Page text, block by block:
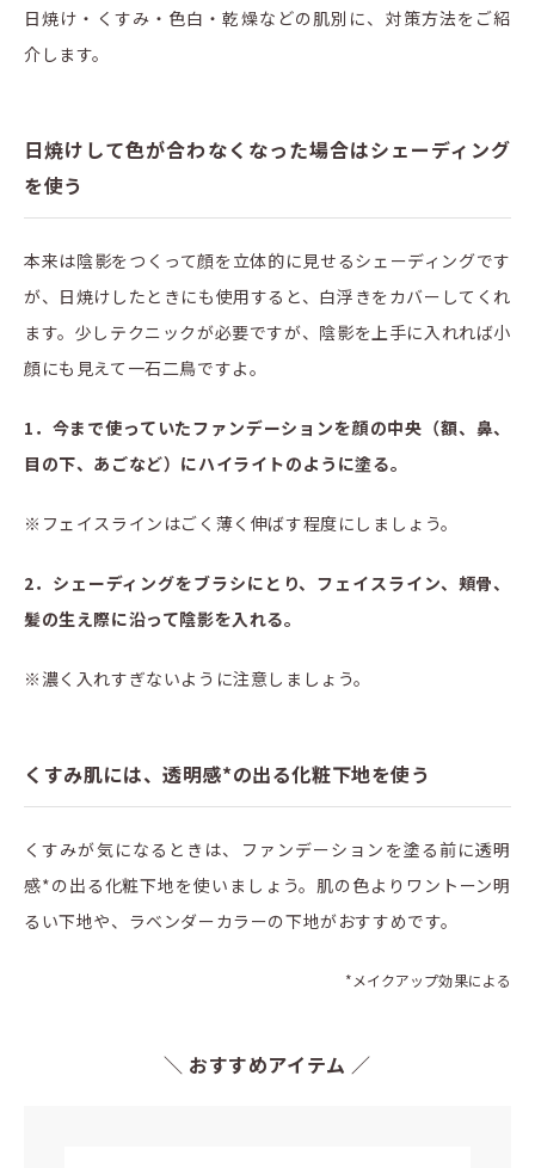
日焼け・くすみ・色白・乾燥などの肌別に、対策方法をご紹
介します。
日焼けして色が合わなくなった場合はシェーディング
を使う
本来は陰影をつくって顔を立体的に見せるシェーディングです
が、日焼けしたときにも使用すると、白浮きをカバーしてくれ
ます。少しテクニックが必要ですが、陰影を上手に入れれば小
顔にも見えて一石二鳥ですよ。
1．今まで使っていたファンデーションを顔の中央（額、鼻、
目の下、あごなど）にハイライトのように塗る。
※フェイスラインはごく薄く伸ばす程度にしましょう。
2．シェーディングをブラシにとり、フェイスライン、頬骨、
髪の生え際に沿って陰影を入れる。
※濃く入れすぎないように注意しましょう。
くすみ肌には、透明感*の出る化粧下地を使う
くすみが気になるときは、ファンデーションを塗る前に透明
感*の出る化粧下地を使いましょう。肌の色よりワントーン明
るい下地や、ラベンダーカラーの下地がおすすめです。
*メイクアップ効果による
＼ おすすめアイテム ／